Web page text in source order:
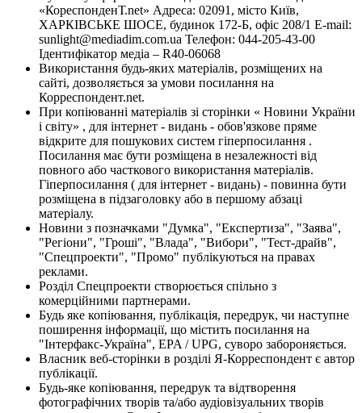
«КореспонденТ.net» Адреса: 02091, місто Київ,
ХАРКІВСЬКЕ ШОСЕ, будинок 172-Б, офіс 208/1 E-mail:
sunlight@mediadim.com.ua Телефон: 044-205-43-00
Ідентифікатор медіа – R40-06068
Використання будь-яких матеріалів, розміщених на
сайті, дозволяється за умови посилання на
Корреспондент.net.
При копіюванні матеріалів зі сторінки « Новини України
і світу» , для інтернет - видань - обов'язкове пряме
відкрите для пошукових систем гіперпосилання .
Посилання має бути розміщена в незалежності від
повного або часткового використання матеріалів.
Гіперпосилання ( для інтернет - видань) - повинна бути
розміщена в підзаголовку або в першому абзаці
матеріалу.
Новини з позначками "Думка", "Експертиза", "Заява",
"Регіони", "Гроші", "Влада", "Вибори", "Тест-драйв",
"Спецпроекти", "Промо" публікуються на правах
реклами.
Розділ Спецпроекти створюється спільно з
комерційними партнерами.
Будь яке копіювання, публікація, передрук, чи наступне
поширення інформації, що містить посилання на
"Інтерфакс-Україна", EPA / UPG, суворо забороняється.
Власник веб-сторінки в розділі Я-Корреспондент є автор
публікації.
Будь-яке копіювання, передрук та відтворення
фотографічних творів та/або аудіовізуальних творів